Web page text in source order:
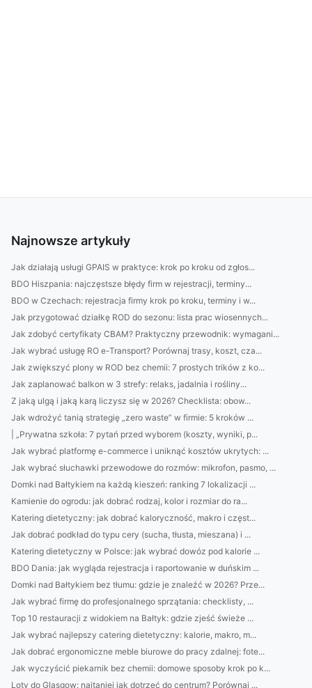
Najnowsze artykuły
Jak działają usługi GPAIS w praktyce: krok po kroku od zgłos...
BDO Hiszpania: najczęstsze błędy firm w rejestracji, terminy...
BDO w Czechach: rejestracja firmy krok po kroku, terminy i w...
Jak przygotować działkę ROD do sezonu: lista prac wiosennych...
Jak zdobyć certyfikaty CBAM? Praktyczny przewodnik: wymagani...
Jak wybrać usługę RO e-Transport? Porównaj trasy, koszt, cza...
Jak zwiększyć plony w ROD bez chemii: 7 prostych trików z ko...
Jak zaplanować balkon w 3 strefy: relaks, jadalnia i rośliny...
Z jaką ulgą i jaką karą liczysz się w 2026? Checklista: obow...
Jak wdrożyć tanią strategię „zero waste” w firmie: 5 kroków ...
| „Prywatna szkoła: 7 pytań przed wyborem (koszty, wyniki, p...
Jak wybrać platformę e-commerce i uniknąć kosztów ukrytych: ...
Jak wybrać słuchawki przewodowe do rozmów: mikrofon, pasmo, ...
Domki nad Bałtykiem na każdą kieszeń: ranking 7 lokalizacji ...
Kamienie do ogrodu: jak dobrać rodzaj, kolor i rozmiar do ra...
Katering dietetyczny: jak dobrać kaloryczność, makro i częst...
Jak dobrać podkład do typu cery (sucha, tłusta, mieszana) i ...
Katering dietetyczny w Polsce: jak wybrać dowóz pod kalorie ...
BDO Dania: jak wygląda rejestracja i raportowanie w duńskim ...
Domki nad Bałtykiem bez tłumu: gdzie je znaleźć w 2026? Prze...
Jak wybrać firmę do profesjonalnego sprzątania: checklisty, ...
Top 10 restauracji z widokiem na Bałtyk: gdzie zjeść świeże ...
Jak wybrać najlepszy catering dietetyczny: kalorie, makro, m...
Jak dobrać ergonomiczne meble biurowe do pracy zdalnej: fote...
Jak wyczyścić piekarnik bez chemii: domowe sposoby krok po k...
Loty do Glasgow: najtaniej jak dotrzeć do centrum? Porównaj ...